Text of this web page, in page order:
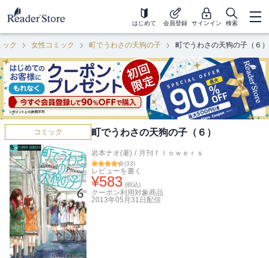
はじめて 会員登録 サインイン 検索
ック 女性コミック 町でうわさの天狗の子 町でうわさの天狗の子（６）
コミック 町でうわさの天狗の子（６）
岩本ナオ(著) / 月刊ｆｌｏｗｅｒｓ
(33)
レビューを書く
¥583 (税込)
クーポン利用対象商品
2013年05月31日 配信